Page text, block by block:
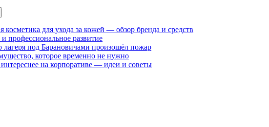
косметика для ухода за кожей — обзор бренда и средств
профессиональное развитие
лагеря под Барановичами произошёл пожар
которое временно не нужно
на корпоративе — идеи и советы